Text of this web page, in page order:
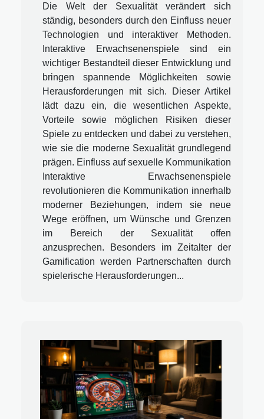
Die Welt der Sexualität verändert sich
ständig, besonders durch den Einfluss neuer
Technologien und interaktiver Methoden.
Interaktive Erwachsenenspiele sind ein
wichtiger Bestandteil dieser Entwicklung und
bringen spannende Möglichkeiten sowie
Herausforderungen mit sich. Dieser Artikel
lädt dazu ein, die wesentlichen Aspekte,
Vorteile sowie möglichen Risiken dieser
Spiele zu entdecken und dabei zu verstehen,
wie sie die moderne Sexualität grundlegend
prägen. Einfluss auf sexuelle Kommunikation
Interaktive Erwachsenenspiele
revolutionieren die Kommunikation innerhalb
moderner Beziehungen, indem sie neue
Wege eröffnen, um Wünsche und Grenzen
im Bereich der Sexualität offen
anzusprechen. Besonders im Zeitalter der
Gamification werden Partnerschaften durch
spielerische Herausforderungen...